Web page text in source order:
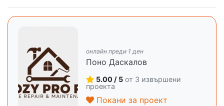
онлайн преди 1 ден
Поно Даскалов
5.00 / 5 от 3 извършени
проекта
Покани за проект